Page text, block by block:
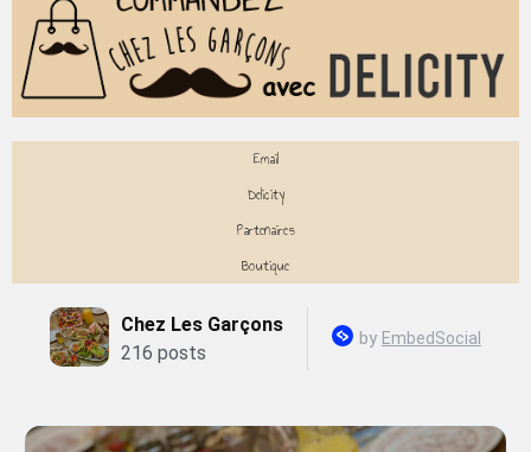
Email
Delicity
Partenaires
Boutique